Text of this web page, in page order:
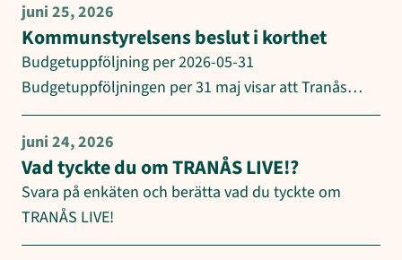
juni 25, 2026
Kommunstyrelsens beslut i korthet
Budgetuppföljning per 2026-05-31
Budgetuppföljningen per 31 maj visar att Tranås…
juni 24, 2026
Vad tyckte du om TRANÅS LIVE!?
Svara på enkäten och berätta vad du tyckte om
TRANÅS LIVE!